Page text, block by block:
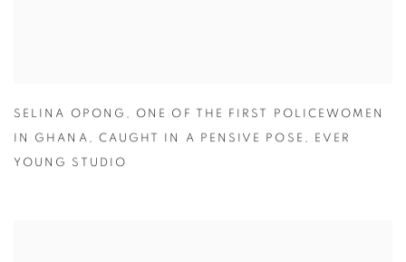
SELINA OPONG , ONE OF THE FIRST POLICEWOMEN
IN GHANA , CAUGHT IN A PENSIVE POSE , EVER
YOUNG STUDIO